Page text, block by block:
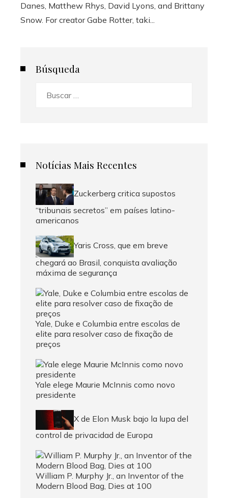
Danes, Matthew Rhys, David Lyons, and Brittany
Snow. For creator Gabe Rotter, taki...
Búsqueda
Notícias Mais Recentes
Zuckerberg critica supostos
“tribunais secretos” em países latino-
americanos
Yaris Cross, que em breve
chegará ao Brasil, conquista avaliação
máxima de segurança
Yale, Duke e Columbia entre escolas de
elite para resolver caso de fixação de
preços
Yale elege Maurie McInnis como novo
presidente
X de Elon Musk bajo la lupa del
control de privacidad de Europa
William P. Murphy Jr., an Inventor of the
Modern Blood Bag, Dies at 100